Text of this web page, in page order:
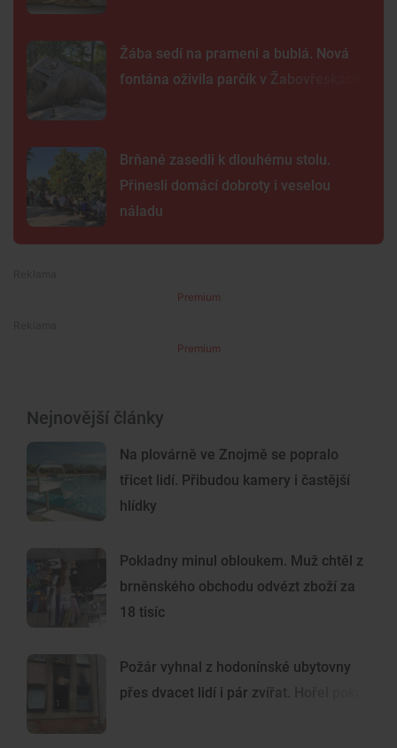
Žába sedí na prameni a bublá. Nová
fontána oživila parčík v Žabovřeskách
Brňané zasedli k dlouhému stolu.
Přinesli domácí dobroty i veselou
náladu
Premium
Premium
Nejnovější články
Na plovárně ve Znojmě se popralo
třicet lidí. Přibudou kamery i častější
hlídky
Pokladny minul obloukem. Muž chtěl z
brněnského obchodu odvézt zboží za
18 tisíc
Požár vyhnal z hodonínské ubytovny
přes dvacet lidí i pár zvířat. Hořel pokoj